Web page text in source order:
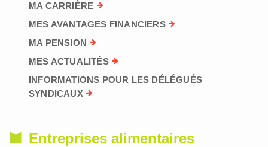
MA CARRIÈRE
MES AVANTAGES FINANCIERS
MA PENSION
MES ACTUALITÉS
INFORMATIONS POUR LES DÉLÉGUÉS
SYNDICAUX
Entreprises alimentaires